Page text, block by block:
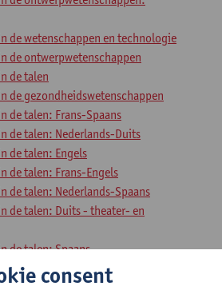
de wetenschappen en technologie
de ontwerpwetenschappen
de talen
de gezondheidswetenschappen
de talen: Frans-Spaans
de talen: Nederlands-Duits
de talen: Engels
de talen: Frans-Engels
de talen: Nederlands-Spaans
de talen: Duits - theater- en
de talen: Spaans
de talen: Nederlands - theater- en
consent